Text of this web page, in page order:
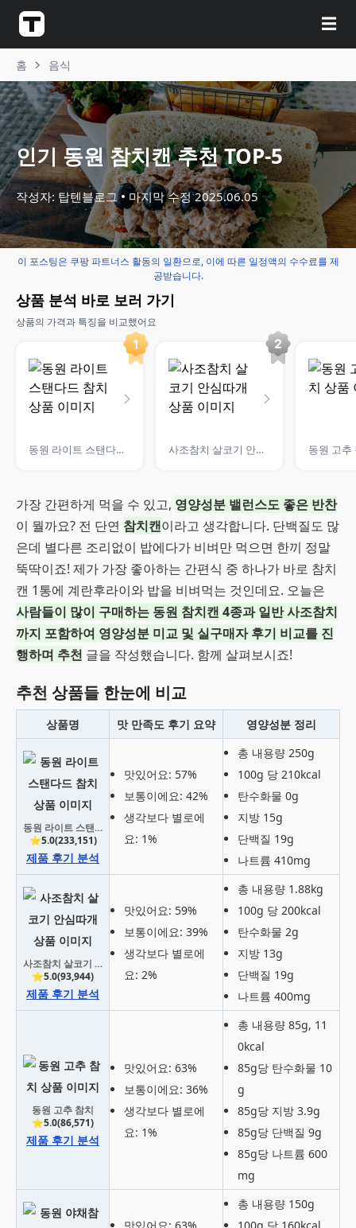
☰
홈 음식
인기 동원 참치캔 추천 TOP-5
작성자: 탑텐블로그 마지막 수정2025.06.05
이 포스팅은 쿠팡 파트너스 활동의 일환으로, 이에 따른 일정액의 수수료를 제
공받습니다.
상품 분석 바로 보러 가기
상품의 가격과 특징을 비교했어요
동원 라이트 스탠다드 참치 사조참치 살코기 안심따개 동원 고추
가장 간편하게 먹을 수 있고, 영양성분 밸런스도 좋은 반찬
이 뭘까요? 전 단연 참치캔이라고 생각합니다. 단백질도 많
은데 별다른 조리없이 밥에다가 비벼만 먹으면 한끼 정말
뚝딱이죠! 제가 가장 좋아하는 간편식 중 하나가 바로 참치
캔 1통에 계란후라이와 밥을 비벼먹는 것인데요. 오늘은
사람들이 많이 구매하는 동원 참치캔 4종과 일반 사조참치
까지 포함하여 영양성분 미교 및 실구매자 후기 비교를 진
행하며 추천 글을 작성했습니다. 함께 살펴보시죠!
추천 상품들 한눈에 비교
상품명 맛 만족도 후기 요약 영양성분 정리
동원 라이트 스탠다드 참치
⭐5.0(233,151)
제품 후기 분석
맛있어요: 57%
보통이에요: 42%
생각보다 별로에
요: 1%
총 내용량 250g
100g 당 210kcal
탄수화물 0g
지방 15g
단백질 19g
나트륨 410mg
사조참치 살코기 안심따개
⭐5.0(93,944)
제품 후기 분석
맛있어요: 59%
보통이에요: 39%
생각보다 별로에
요: 2%
총 내용량 1.88kg
100g 당 200kcal
탄수화물 2g
지방 13g
단백질 19g
나트륨 400mg
동원 고추 참치
⭐5.0(86,571)
제품 후기 분석
맛있어요: 63%
보통이에요: 36%
생각보다 별로에
요: 1%
총 내용량 85g, 11
0kcal
85g당 탄수화물 10
g
85g당 지방 3.9g
85g당 단백질 9g
85g당 나트륨 600
mg
총 내용량 150g